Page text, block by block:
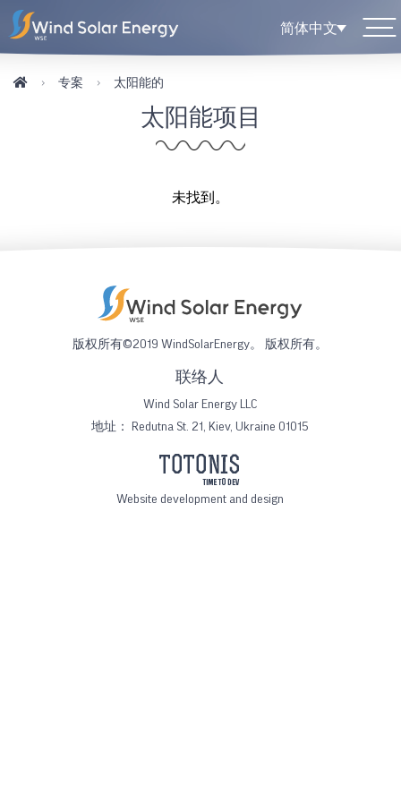
简体中文
专案 太阳能的
太阳能项目
未找到。
版权所有©2019 WindSolarEnergy。 版权所有。
联络人
Wind Solar Energy LLC
地址：
Redutna St. 21, Kiev, Ukraine 01015
Website development and design